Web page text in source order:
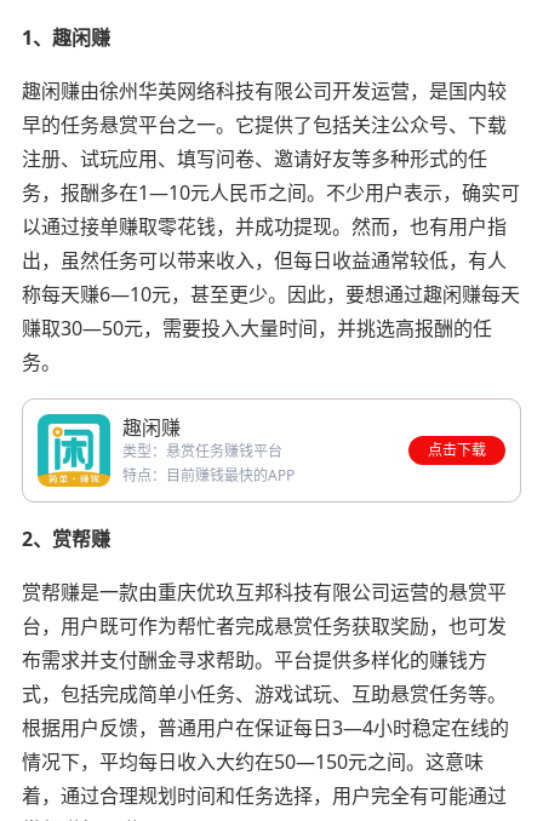
1、趣闲赚
趣闲赚由徐州华英网络科技有限公司开发运营，是国内较
早的任务悬赏平台之一。它提供了包括关注公众号、下载
注册、试玩应用、填写问卷、邀请好友等多种形式的任
务，报酬多在1—10元人民币之间。不少用户表示，确实可
以通过接单赚取零花钱，并成功提现。然而，也有用户指
出，虽然任务可以带来收入，但每日收益通常较低，有人
称每天赚6—10元，甚至更少。因此，要想通过趣闲赚每天
赚取30—50元，需要投入大量时间，并挑选高报酬的任
务。
趣闲赚
类型：悬赏任务赚钱平台
特点：目前赚钱最快的APP
点击下载
2、赏帮赚
赏帮赚是一款由重庆优玖互邦科技有限公司运营的悬赏平
台，用户既可作为帮忙者完成悬赏任务获取奖励，也可发
布需求并支付酬金寻求帮助。平台提供多样化的赚钱方
式，包括完成简单小任务、游戏试玩、互助悬赏任务等。
根据用户反馈，普通用户在保证每日3—4小时稳定在线的
情况下，平均每日收入大约在50—150元之间。这意味
着，通过合理规划时间和任务选择，用户完全有可能通过